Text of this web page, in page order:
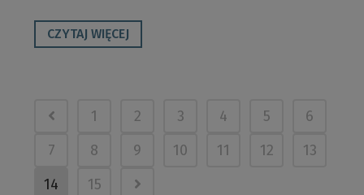
CZYTAJ WIĘCEJ
1 2 3 4 5
6
7
8 9 10 11 12
13
14
15